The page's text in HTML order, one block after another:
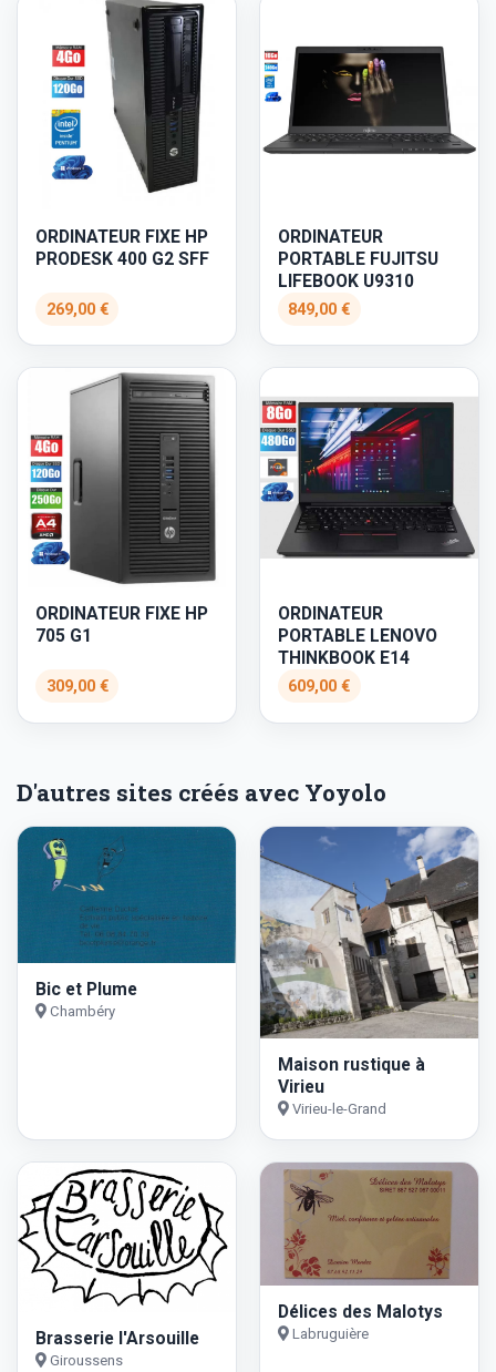
ORDINATEUR FIXE HP
PRODESK 400 G2 SFF
269,00 €
ORDINATEUR
PORTABLE FUJITSU
LIFEBOOK U9310
849,00 €
ORDINATEUR FIXE HP
705 G1
309,00 €
ORDINATEUR
PORTABLE LENOVO
THINKBOOK E14
609,00 €
D'autres sites créés avec Yoyolo
Bic et Plume
Chambéry
Maison rustique à
Virieu
Virieu-le-Grand
Brasserie l'Arsouille
Giroussens
Délices des Malotys
Labruguière